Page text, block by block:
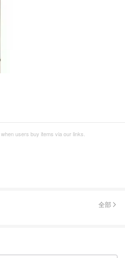
users buy items via our links.
全部